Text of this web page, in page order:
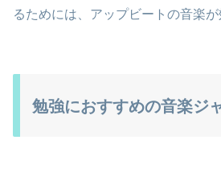
るためには、アップビートの音楽が
勉強におすすめの音楽ジ